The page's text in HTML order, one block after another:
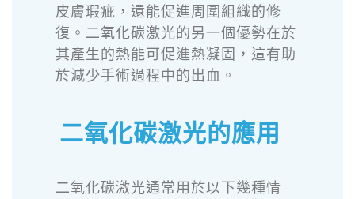
皮膚瑕疵，還能促進周圍組織的修
復。二氧化碳激光的另一個優勢在於
其產生的熱能可促進熱凝固，這有助
於減少手術過程中的出血。
二氧化碳激光的應用
二氧化碳激光通常用於以下幾種情